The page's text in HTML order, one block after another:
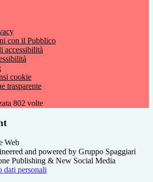
con il Pubblico
accessibilità
cookie
trasparente
802 volte
and powered by Gruppo Spaggiari
Publishing & New Social Media
dati personali